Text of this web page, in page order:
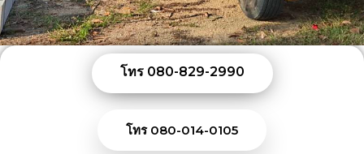
โทร 080-829-2990
โทร 080-014-0105